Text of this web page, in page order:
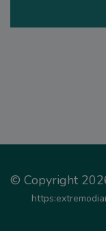
© Copyright